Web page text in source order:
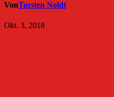
VonTorsten Noldt
Okt. 3, 2018